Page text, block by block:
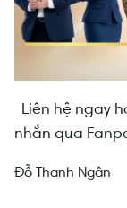
Liên hệ ngay
nhắn qua
Đỗ Thanh Ngân